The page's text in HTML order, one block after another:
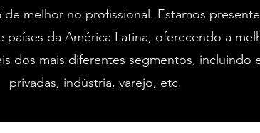
de melhor no profissional. Estamos
países da América Latina, oferecendo a
dos mais diferentes segmentos, incluindo
privadas, indústria, varejo, etc.